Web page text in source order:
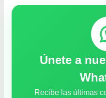
Únete a
Recibe las últimas